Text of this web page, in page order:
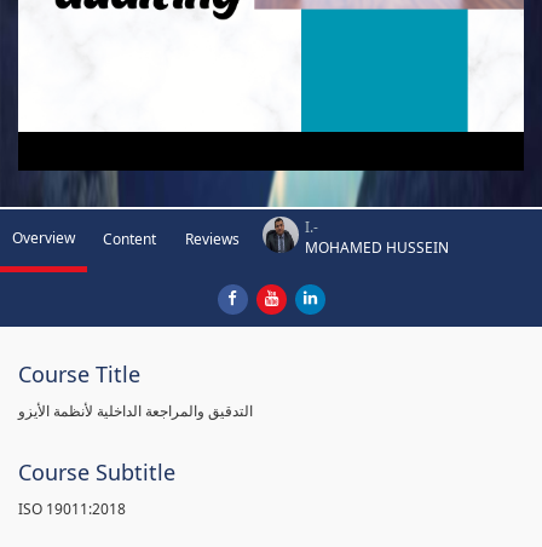
Overview Content Reviews
I.-
MOHAMED HUSSEIN
Course Title
التدقيق والمراجعة الداخلية لأنظمة الأيزو
Course Subtitle
ISO 19011:2018